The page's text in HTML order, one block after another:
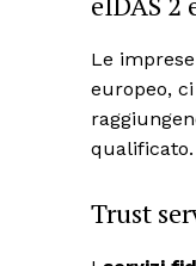
Le
europeo,
qualificato.
Trust